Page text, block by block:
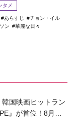
タメ
あらすじ
チョン・イル
ン
華麗な日々
韓国映画ヒットラン
』が首位！8月公